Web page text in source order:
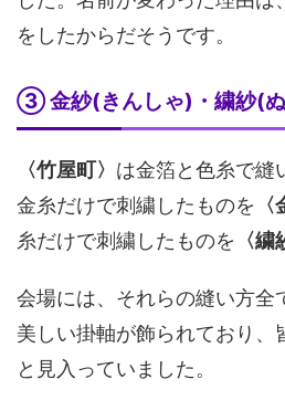
をしたからだそうです。
③ 金紗(きんしゃ)・繍紗(
〈竹屋町〉 は金箔と色糸で縫
金糸だけで刺繍したものを 〈
糸だけで刺繍したものを 〈繍
会場には、それらの縫い方全
美しい掛軸が飾られており、
と見入っていました。